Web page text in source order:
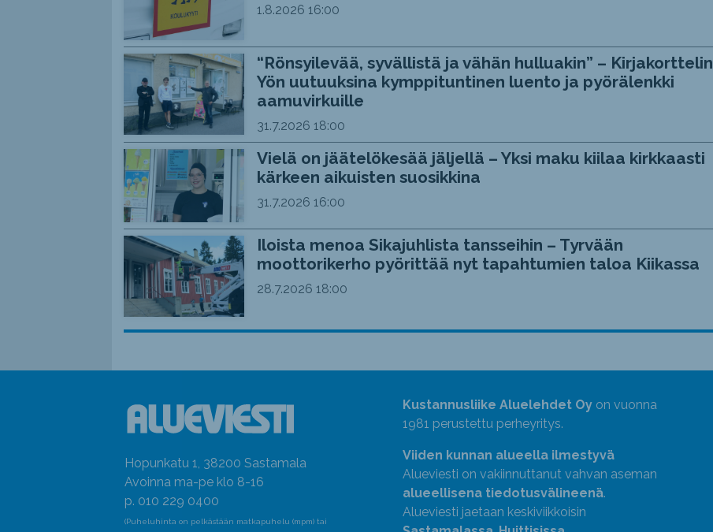
1.8.2026 16:00
“Rönsyilevää, syvällistä ja vähän hulluakin” – Kirjakorttelin
Yön uutuuksina kymppituntinen luento ja pyörälenkki
aamuvirkuille
31.7.2026 18:00
Vielä on jäätelökesää jäljellä – Yksi maku kiilaa kirkkaasti
kärkeen aikuisten suosikkina
31.7.2026 16:00
Iloista menoa Sikajuhlista tansseihin – Tyrvään
moottorikerho pyörittää nyt tapahtumien taloa Kiikassa
28.7.2026 18:00
Hopunkatu 1, 38200 Sastamala
Avoinna ma-pe klo 8-16
p. 010 229 0400
(Puheluhinta on pelkästään matkapuhelu (mpm) tai
Kustannusliike Aluelehdet Oyon vuonna
1981 perustettu perheyritys.
Viiden kunnan alueella ilmestyvä
Alueviesti on vakiinnuttanut vahvan aseman
alueellisena tiedotusvälineenä.
Alueviesti jaetaan keskiviikkoisin